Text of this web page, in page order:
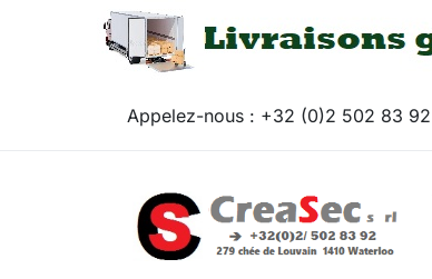
Appelez-nous : +32 (0)2 502 83 92